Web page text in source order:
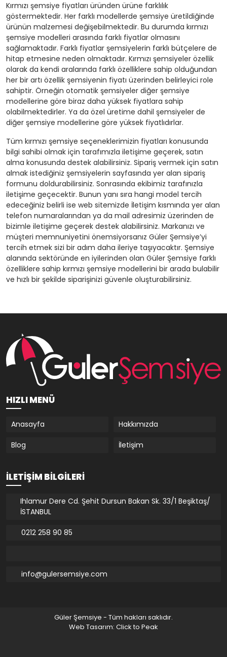
Kırmızı şemsiye fiyatları üründen ürüne farklılık
göstermektedir. Her farklı modellerde şemsiye üretildiğinde
ürünün malzemesi değişebilmektedir. Bu durumda kırmızı
şemsiye modelleri arasında farklı fiyatlar olmasını
sağlamaktadır. Farklı fiyatlar şemsiyelerin farklı bütçelere de
hitap etmesine neden olmaktadır. Kırmızı şemsiyeler özellik
olarak da kendi aralarında farklı özelliklere sahip olduğundan
her bir artı özellik şemsiyenin fiyatı üzerinden belirleyici role
sahiptir. Örneğin otomatik şemsiyeler diğer şemsiye
modellerine göre biraz daha yüksek fiyatlara sahip
olabilmektedirler. Ya da özel üretime dahil şemsiyeler de
diğer şemsiye modellerine göre yüksek fiyatlıdırlar.
Tüm kırmızı şemsiye seçeneklerimizin fiyatları konusunda
bilgi sahibi olmak için tarafımızla iletişime geçerek, satın
alma konusunda destek alabilirsiniz. Sipariş vermek için satın
almak istediğiniz şemsiyelerin sayfasında yer alan sipariş
formunu doldurabilirsiniz. Sonrasında ekibimiz tarafınızla
iletişime geçecektir. Bunun yanı sıra hangi model tercih
edeceğiniz belirli ise web sitemizde İletişim kısmında yer alan
telefon numaralarından ya da mail adresimiz üzerinden de
bizimle iletişime geçerek destek alabilirsiniz. Markanızı ve
müşteri memnuniyetini önemsiyorsanız Güler Şemsiye’yi
tercih etmek sizi bir adım daha ileriye taşıyacaktır. Şemsiye
alanında sektöründe en iyilerinden olan Güler Şemsiye farklı
özelliklere sahip kırmızı şemsiye modellerini bir arada bulabilir
ve hızlı bir şekilde siparişinizi güvenle oluşturabilirsiniz.
HIZLI MENÜ
Anasayfa Hakkımızda
Blog İletişim
İLETIŞIM BILGILERI
Ihlamur Dere Cd. Şehit Dursun Bakan Sk. 33/1 Beşiktaş/
İSTANBUL
0212 258 90 85
info@gulersemsiye.com
Güler Şemsiye - Tüm hakları saklıdır.
Web Tasarım: Click to Peak